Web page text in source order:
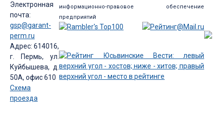
Электронная
почта:
gsp@garant-
perm.ru
Адрес: 614016,
г. Пермь, ул.
Куйбышева, д.
50А, офис 610
Схема
проезда
информационно-правовое обеспечение
предприятий